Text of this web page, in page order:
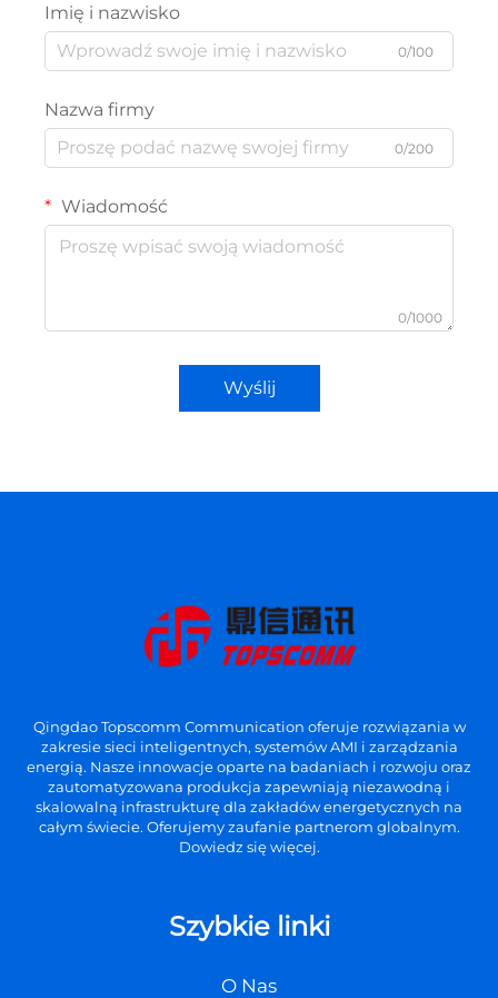
Imię i nazwisko
0/100
Nazwa firmy
0/200
Wiadomość
0/1000
Wyślij
Qingdao Topscomm Communication oferuje rozwiązania w
zakresie sieci inteligentnych, systemów AMI i zarządzania
energią. Nasze innowacje oparte na badaniach i rozwoju oraz
zautomatyzowana produkcja zapewniają niezawodną i
skalowalną infrastrukturę dla zakładów energetycznych na
całym świecie. Oferujemy zaufanie partnerom globalnym.
Dowiedz się więcej.
Szybkie linki
O Nas